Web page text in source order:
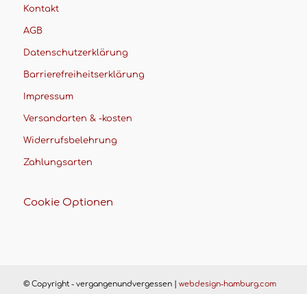
Kontakt
AGB
Datenschutzerklärung
Barrierefreiheitserklärung
Impressum
Versandarten & -kosten
Widerrufsbelehrung
Zahlungsarten
Cookie Optionen
© Copyright - vergangenundvergessen | webdesign-hamburg.com